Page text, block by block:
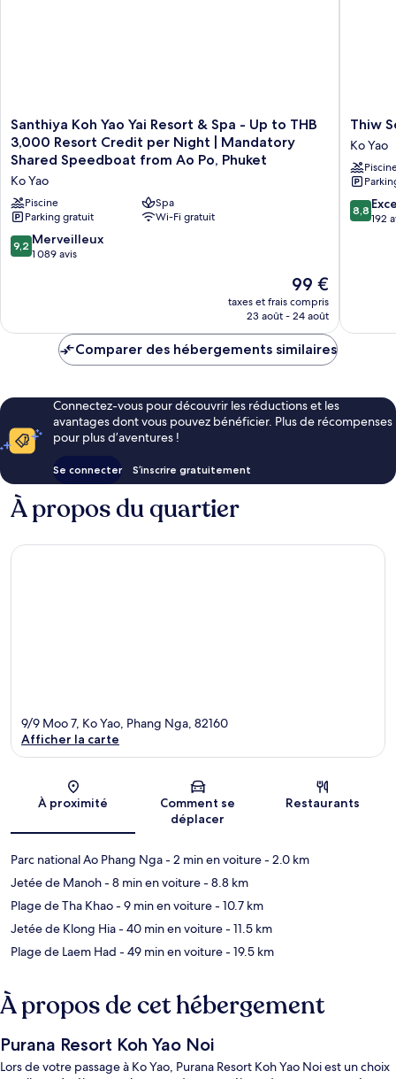
Santhiya
Koh
Yao
Yai
Resort
&
Spa
-
Up
Credit
Speedboat
from
Ao
Phuket
Ko
Yao
Santhiya Koh Yao Yai Resort & Spa - Up to THB
3,000 Resort Credit per Night | Mandatory
Shared Speedboat from Ao Po, Phuket
Ko Yao
Piscine
Spa
Parking gratuit
Wi-Fi gratuit
9.2
sur
9,2 Merveilleux
1 089 avis
Le
nouveau
prix
de
99 €
taxes et frais compris
23 août - 24 août
Thiw
Son
Beach
Resort
Ko
Yao
Thiw
Ko Yao
8.8
sur
8,8
192
Comparer des hébergements similaires
Connectez-vous pour découvrir les réductions et les
avantages dont vous pouvez bénéficier. Plus de récompenses
pour plus d’aventures !
Se connecter S’inscrire gratuitement
À propos du quartier
Carte
9/9 Moo 7, Ko Yao, Phang Nga, 82160
Afficher la carte
À proximité
Comment se
déplacer
Restaurants
Parc national Ao Phang Nga- 2 min en voiture- 2.0 km
Jetée de Manoh- 8 min en voiture- 8.8 km
Plage de Tha Khao- 9 min en voiture- 10.7 km
Jetée de Klong Hia- 40 min en voiture- 11.5 km
Plage de Laem Had - 49 min en voiture- 19.5 km
À propos de cet hébergement
Purana Resort Koh Yao Noi
Lors de votre passage à Ko Yao, Purana Resort Koh Yao Noi est un choix